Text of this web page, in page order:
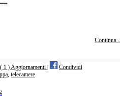
Continua...
( 1 ) Aggiornamenti
Condividi
, telecamere